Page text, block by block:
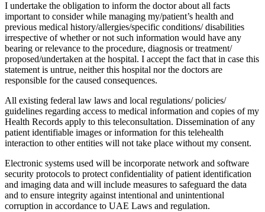
I undertake the obligation to inform the doctor about all facts
important to consider while managing my/patient’s health and
previous medical history/allergies/specific conditions/ disabilities
irrespective of whether or not such information would have any
bearing or relevance to the procedure, diagnosis or treatment/
proposed/undertaken at the hospital. I accept the fact that in case this
statement is untrue, neither this hospital nor the doctors are
responsible for the caused consequences.
All existing federal law laws and local regulations/ policies/
guidelines regarding access to medical information and copies of my
Health Records apply to this teleconsultation. Dissemination of any
patient identifiable images or information for this telehealth
interaction to other entities will not take place without my consent.
Electronic systems used will be incorporate network and software
security protocols to protect confidentiality of patient identification
and imaging data and will include measures to safeguard the data
and to ensure integrity against intentional and unintentional
corruption in accordance to UAE Laws and regulation.